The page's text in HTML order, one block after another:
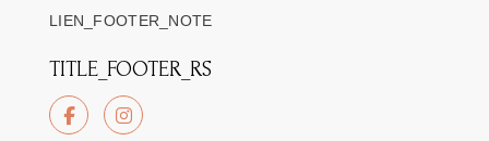
LIEN_FOOTER_NOTE
TITLE_FOOTER_RS